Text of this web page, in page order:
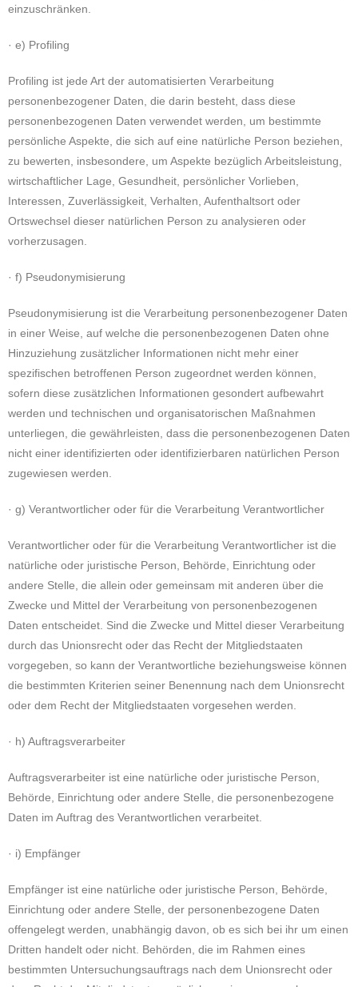
einzuschränken.
· e) Profiling
Profiling ist jede Art der automatisierten Verarbeitung
personenbezogener Daten, die darin besteht, dass diese
personenbezogenen Daten verwendet werden, um bestimmte
persönliche Aspekte, die sich auf eine natürliche Person beziehen,
zu bewerten, insbesondere, um Aspekte bezüglich Arbeitsleistung,
wirtschaftlicher Lage, Gesundheit, persönlicher Vorlieben,
Interessen, Zuverlässigkeit, Verhalten, Aufenthaltsort oder
Ortswechsel dieser natürlichen Person zu analysieren oder
vorherzusagen.
· f) Pseudonymisierung
Pseudonymisierung ist die Verarbeitung personenbezogener Daten
in einer Weise, auf welche die personenbezogenen Daten ohne
Hinzuziehung zusätzlicher Informationen nicht mehr einer
spezifischen betroffenen Person zugeordnet werden können,
sofern diese zusätzlichen Informationen gesondert aufbewahrt
werden und technischen und organisatorischen Maßnahmen
unterliegen, die gewährleisten, dass die personenbezogenen Daten
nicht einer identifizierten oder identifizierbaren natürlichen Person
zugewiesen werden.
· g) Verantwortlicher oder für die Verarbeitung Verantwortlicher
Verantwortlicher oder für die Verarbeitung Verantwortlicher ist die
natürliche oder juristische Person, Behörde, Einrichtung oder
andere Stelle, die allein oder gemeinsam mit anderen über die
Zwecke und Mittel der Verarbeitung von personenbezogenen
Daten entscheidet. Sind die Zwecke und Mittel dieser Verarbeitung
durch das Unionsrecht oder das Recht der Mitgliedstaaten
vorgegeben, so kann der Verantwortliche beziehungsweise können
die bestimmten Kriterien seiner Benennung nach dem Unionsrecht
oder dem Recht der Mitgliedstaaten vorgesehen werden.
· h) Auftragsverarbeiter
Auftragsverarbeiter ist eine natürliche oder juristische Person,
Behörde, Einrichtung oder andere Stelle, die personenbezogene
Daten im Auftrag des Verantwortlichen verarbeitet.
· i) Empfänger
Empfänger ist eine natürliche oder juristische Person, Behörde,
Einrichtung oder andere Stelle, der personenbezogene Daten
offengelegt werden, unabhängig davon, ob es sich bei ihr um einen
Dritten handelt oder nicht. Behörden, die im Rahmen eines
bestimmten Untersuchungsauftrags nach dem Unionsrecht oder